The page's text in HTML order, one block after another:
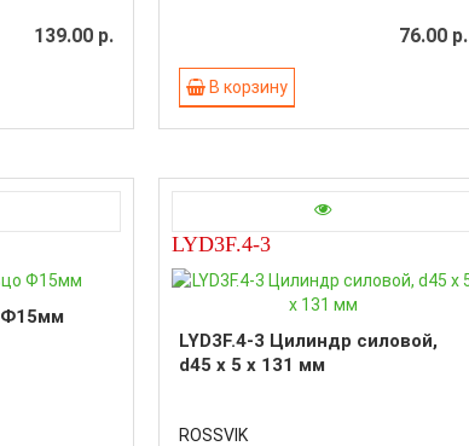
139.00 р. 76.00 р.
В корзину
Ф15мм
LYD3F.4-3
LYD3F.4-3 Цилиндр силовой,
d45 x 5 x 131 мм
ROSSVIK